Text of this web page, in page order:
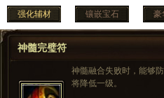
强化辅材 镶嵌宝石 豪
神髓完璧符
神髓融合失败时，能够
将降低一级。